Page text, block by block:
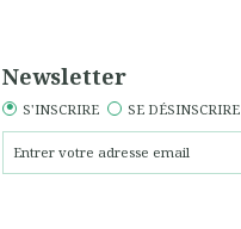
Newsletter
S'INSCRIRE SE DÉSINSCRIRE